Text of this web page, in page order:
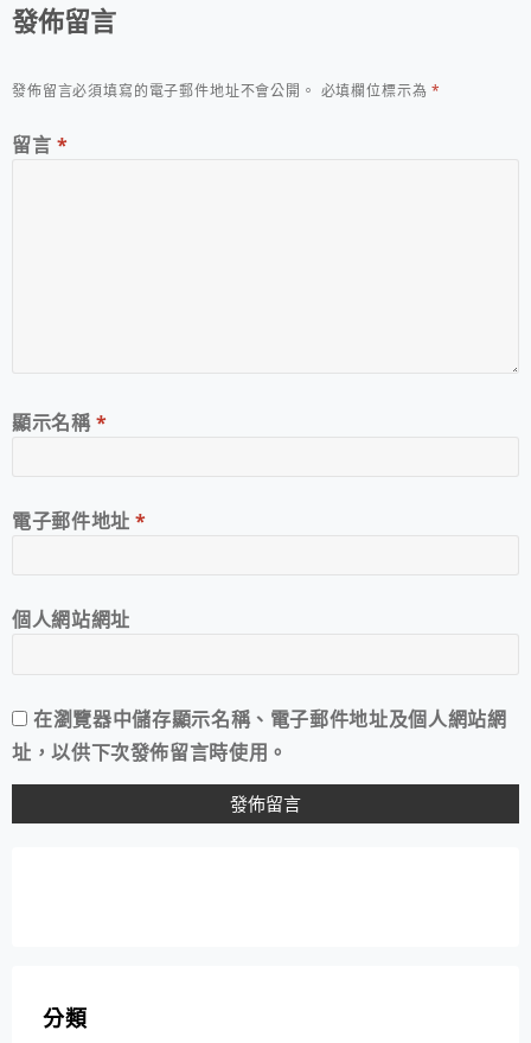
發佈留言
發佈留言必須填寫的電子郵件地址不會公開。 必填欄位標示為*
留言 *
顯示名稱*
電子郵件地址*
個人網站網址
在瀏覽器中儲存顯示名稱、電子郵件地址及個人網站網
址，以供下次發佈留言時使用。
分類